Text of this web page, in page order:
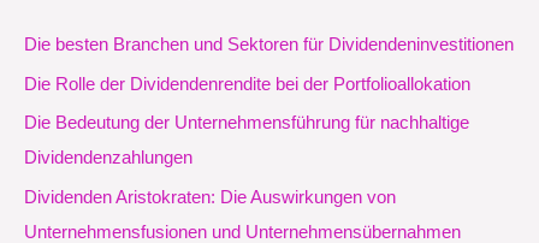
Die besten Branchen und Sektoren für Dividendeninvestitionen
Die Rolle der Dividendenrendite bei der Portfolioallokation
Die Bedeutung der Unternehmensführung für nachhaltige
Dividendenzahlungen
Dividenden Aristokraten: Die Auswirkungen von
Unternehmensfusionen und Unternehmensübernahmen